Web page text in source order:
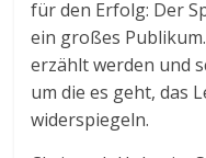
für den Erfolg: Der
ein großes
erzählt werden und
um die es geht, das
widerspiegeln.